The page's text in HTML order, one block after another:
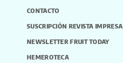
CONTACTO
SUSCRIPCIÓN REVISTA IMPRESA
NEWSLETTER FRUIT TODAY
HEMEROTECA